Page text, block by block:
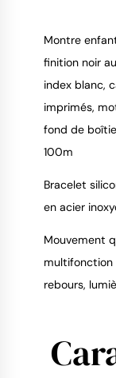
Montre
finition noir
index blanc,
imprimés,
fond de
100m
Bracelet
en acier
Mouvement
multifonction
rebours,